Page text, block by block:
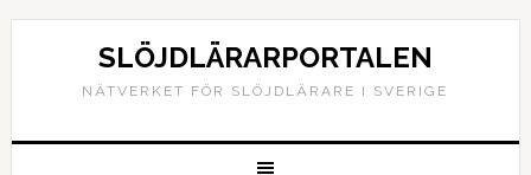
SLÖJDLÄRARPORTALEN
NÄTVERKET FÖR SLÖJDLÄRARE I SVERIGE